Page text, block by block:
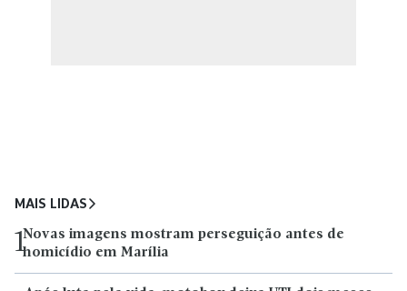
MAIS LIDAS
1Novas imagens mostram perseguição antes de
homicídio em Marília